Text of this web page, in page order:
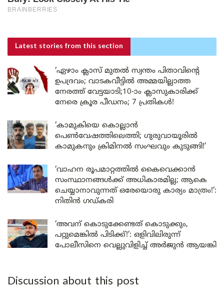
Latest stories from this section
‘ഏഴാം ക്ലാസ് മുതൽ സ്വന്തം പിതാവിന്റെ
ഉപദ്രവം; വാടകവീട്ടിൽ അമ്മയില്ലാത്ത
നേരത്ത് വേട്ടയാടി;10-ാം ക്ലാസുകാരിക്ക്
നേരെ ക്രൂര പീഡനം; 7 പ്രതികൾ!
‘കാമുകിയെ കൊല്ലാൻ
പെൺവേഷത്തിലെത്തി; ഗുരുവായൂരിൽ
കാമുകനും ക്രിമിനൽ സംഘവും കുടുങ്ങി!’
‘വാഹന രൂപമാറ്റത്തിൽ കൈവെക്കാൻ
സംസ്ഥാനങ്ങൾക്ക് അധികാരമില്ല; ആകെ
ചെയ്യാനാവുന്നത് ഒരേയൊരു കാര്യം മാത്രം!’:
നിതിൻ ഗഡ്കരി
‘അവന് കൊടുക്കേണ്ടത് കൊടുക്കും,
പറ്റുമെങ്കിൽ പിടിക്ക്!’: ഒളിവിലിരുന്ന്
പോലീസിനെ വെല്ലുവിളിച്ച് അർജുൻ ആയങ്കി
Discussion about this post